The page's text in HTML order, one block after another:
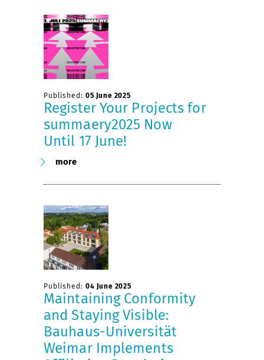
Published: 05 June 2025
Register Your Projects for
summaery2025 Now
Until 17 June!
more
Published: 04 June 2025
Maintaining Conformity
and Staying Visible:
Bauhaus-Universität
Weimar Implements